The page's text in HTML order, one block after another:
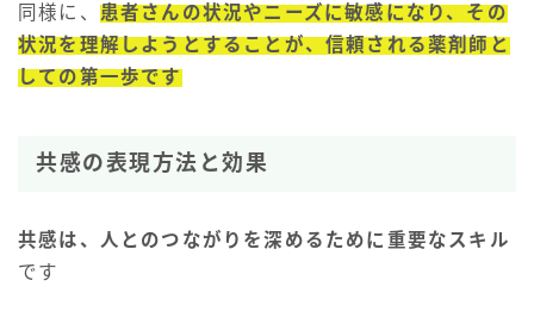
同様に、 患者さんの状況やニーズに敏感になり、その
状況を理解しようとすることが、信頼される薬剤師と
しての第一歩です
共感の表現方法と効果
共感は、人とのつながりを深めるために重要なスキル
です